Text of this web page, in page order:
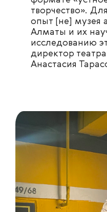
творчество».
опыт [не] музея
Алматы и их
исследованию
директор
Анастасия